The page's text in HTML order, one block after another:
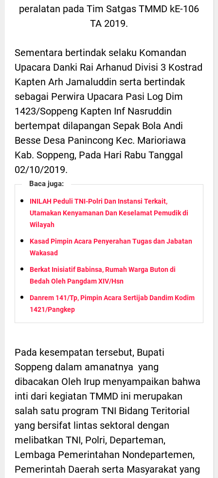
peralatan pada Tim Satgas TMMD kE-106
TA 2019.
Sementara bertindak selaku Komandan
Upacara Danki Rai Arhanud Divisi 3 Kostrad
Kapten Arh Jamaluddin serta bertindak
sebagai Perwira Upacara Pasi Log Dim
1423/Soppeng Kapten Inf Nasruddin
bertempat dilapangan Sepak Bola Andi
Besse Desa Panincong Kec. Marioriawa
Kab. Soppeng, Pada Hari Rabu Tanggal
02/10/2019.
Baca juga:
INILAH Peduli TNI-Polri Dan Instansi Terkait,
Utamakan Kenyamanan Dan Keselamat Pemudik di
Wilayah
Kasad Pimpin Acara Penyerahan Tugas dan Jabatan
Wakasad
Berkat Inisiatif Babinsa, Rumah Warga Buton di
Bedah Oleh Pangdam XIV/Hsn
Danrem 141/Tp, Pimpin Acara Sertijab Dandim Kodim
1421/Pangkep
Pada kesempatan tersebut, Bupati
Soppeng dalam amanatnya yang
dibacakan Oleh Irup menyampaikan bahwa
inti dari kegiatan TMMD ini merupakan
salah satu program TNI Bidang Teritorial
yang bersifat lintas sektoral dengan
melibatkan TNI, Polri, Departeman,
Lembaga Pemerintahan Nondepartemen,
Pemerintah Daerah serta Masyarakat yang